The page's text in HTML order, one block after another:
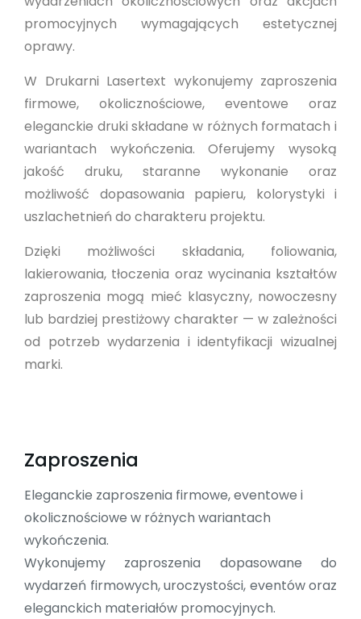
promocyjnych wymagających estetycznej
oprawy.
W Drukarni Lasertext wykonujemy zaproszenia
firmowe, okolicznościowe, eventowe oraz
eleganckie druki składane w różnych formatach i
wariantach wykończenia. Oferujemy wysoką
jakość druku, staranne wykonanie oraz
możliwość dopasowania papieru, kolorystyki i
uszlachetnień do charakteru projektu.
Dzięki możliwości składania, foliowania,
lakierowania, tłoczenia oraz wycinania kształtów
zaproszenia mogą mieć klasyczny, nowoczesny
lub bardziej prestiżowy charakter — w zależności
od potrzeb wydarzenia i identyfikacji wizualnej
marki.
Zaproszenia
Eleganckie zaproszenia firmowe, eventowe i
okolicznościowe w różnych wariantach
wykończenia.
Wykonujemy zaproszenia dopasowane do
wydarzeń firmowych, uroczystości, eventów oraz
eleganckich materiałów promocyjnych.